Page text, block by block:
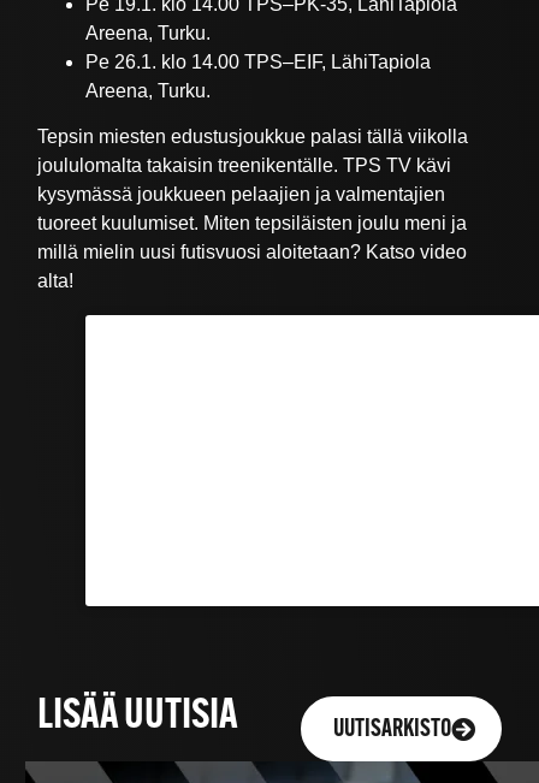
Pe 19.1. klo 14.00 TPS–PK-35, LähiTapiola
Areena, Turku.
Pe 26.1. klo 14.00 TPS–EIF, LähiTapiola
Areena, Turku.
Tepsin miesten edustusjoukkue palasi tällä viikolla
joululomalta takaisin treenikentälle. TPS TV kävi
kysymässä joukkueen pelaajien ja valmentajien
tuoreet kuulumiset. Miten tepsiläisten joulu meni ja
millä mielin uusi futisvuosi aloitetaan? Katso video
alta!
LISÄÄ UUTISIA UUTISARKISTO